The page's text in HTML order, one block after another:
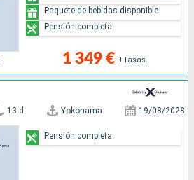
1 349 € +Tasas
Paquete de bebidas disponible
Pensión completa
13 d Yokohama 19/08/2028
Pensión completa